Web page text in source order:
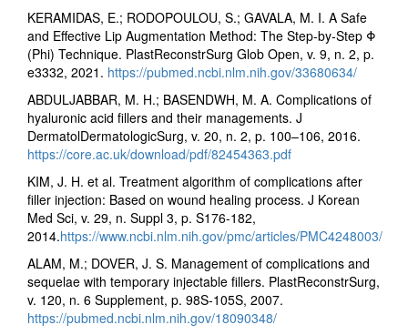
KERAMIDAS, E.; RODOPOULOU, S.; GAVALA, M. I. A Safe
and Effective Lip Augmentation Method: The Step-by-Step Φ
(Phi) Technique. PlastReconstrSurg Glob Open, v. 9, n. 2, p.
e3332, 2021. https://pubmed.ncbi.nlm.nih.gov/33680634/
ABDULJABBAR, M. H.; BASENDWH, M. A. Complications of
hyaluronic acid fillers and their managements. J
DermatolDermatologicSurg, v. 20, n. 2, p. 100–106, 2016.
https://core.ac.uk/download/pdf/82454363.pdf
KIM, J. H. et al. Treatment algorithm of complications after
filler injection: Based on wound healing process. J Korean
Med Sci, v. 29, n. Suppl 3, p. S176-182,
2014.https://www.ncbi.nlm.nih.gov/pmc/articles/PMC4248003/
ALAM, M.; DOVER, J. S. Management of complications and
sequelae with temporary injectable fillers. PlastReconstrSurg,
v. 120, n. 6 Supplement, p. 98S-105S, 2007.
https://pubmed.ncbi.nlm.nih.gov/18090348/